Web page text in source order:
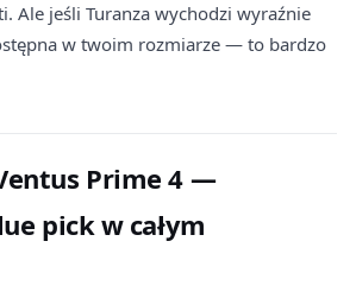
Ale jeśli Turanza wychodzi wyraźnie
w twoim rozmiarze — to bardzo
Prime 4 —
pick w całym